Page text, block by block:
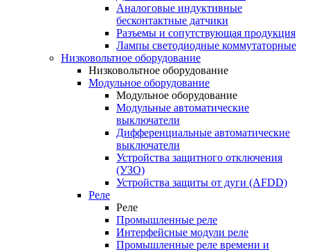
Аналоговые индуктивные
бесконтактные датчики
Разъемы и сопутствующая продукция
Лампы светодиодные коммутаторные
Низковольтное оборудование
Низковольтное оборудование
Модульное оборудование
Модульное оборудование
Модульные автоматические
выключатели
Дифференциальные автоматические
выключатели
Устройства защитного отключения
(УЗО)
Устройства защиты от дуги (AFDD)
Реле
Реле
Промышленные реле
Интерфейсные модули реле
Промышленные реле времени и